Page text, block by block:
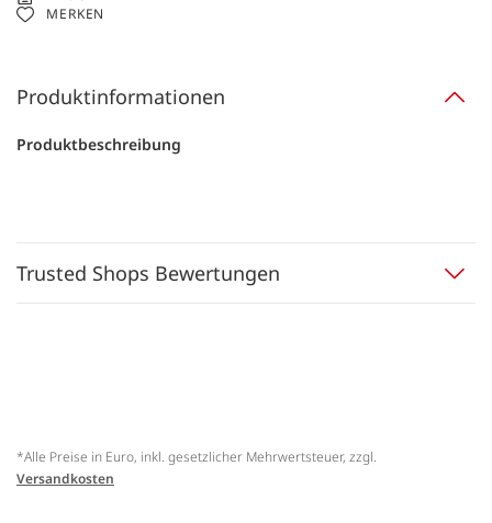
MERKEN
Produktinformationen
Produktbeschreibung
Trusted Shops Bewertungen
*Alle Preise in Euro, inkl. gesetzlicher Mehrwertsteuer, zzgl.
Versandkosten